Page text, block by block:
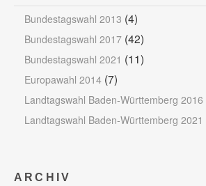
Bundestagswahl 2013 (4)
Bundestagswahl 2017 (42)
Bundestagswahl 2021 (11)
Europawahl 2014 (7)
Landtagswahl Baden-Württemberg 2016
Landtagswahl Baden-Württemberg 2021
ARCHIV